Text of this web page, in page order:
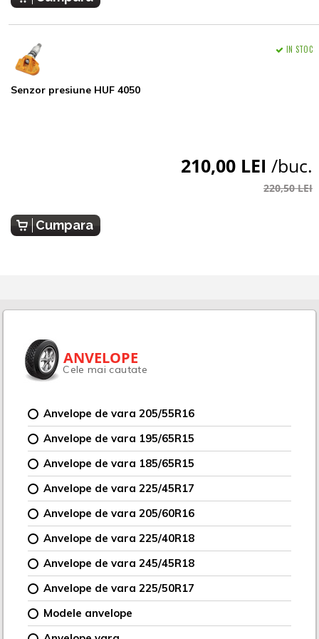
Senzor presiune HUF 4050
IN STOC
210,00 LEI /buc.
220,50 LEI
Cumpara
ANVELOPE
Cele mai cautate
Anvelope de vara 205/55R16
Anvelope de vara 195/65R15
Anvelope de vara 185/65R15
Anvelope de vara 225/45R17
Anvelope de vara 205/60R16
Anvelope de vara 225/40R18
Anvelope de vara 245/45R18
Anvelope de vara 225/50R17
Modele anvelope